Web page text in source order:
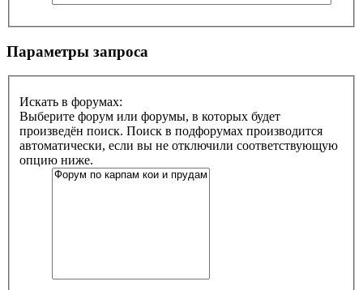
Параметры запроса
Искать в форумах:
Выберите форум или форумы, в которых будет
произведён поиск. Поиск в подфорумах производится
автоматически, если вы не отключили соответствующую
опцию ниже.